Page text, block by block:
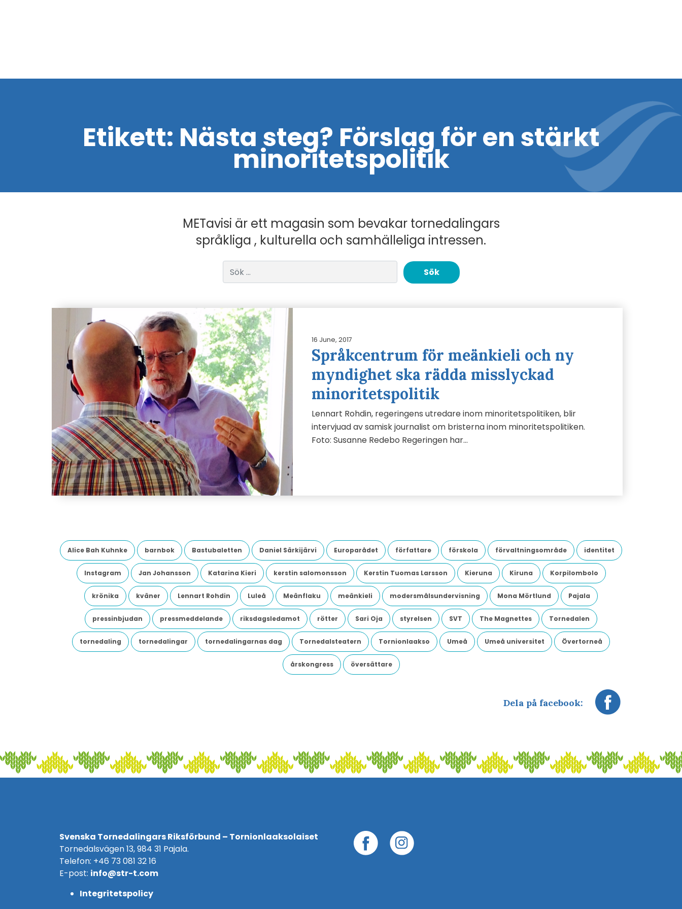
Etikett: Nästa steg? Förslag för en stärkt
minoritetspolitik
METavisi är ett magasin som bevakar tornedalingars
språkliga , kulturella och samhälleliga intressen.
16 June, 2017
Språkcentrum för meänkieli och ny
myndighet ska rädda misslyckad
minoritetspolitik
Lennart Rohdin, regeringens utredare inom minoritetspolitiken, blir
intervjuad av samisk journalist om bristerna inom minoritetspolitiken.
Foto: Susanne Redebo Regeringen har…
Alice Bah Kuhnke barnbok Bastubaletten Daniel Särkijärvi Europarådet författare förskola förvaltningsområde identitet
Instagram Jan Johansson Katarina Kieri kerstin salomonsson Kerstin Tuomas Larsson Kieruna Kiruna Korpilombolo
krönika kväner Lennart Rohdin Luleå Meänflaku meänkieli modersmålsundervisning Mona Mörtlund Pajala
pressinbjudan pressmeddelande riksdagsledamot rötter Sari Oja styrelsen SVT The Magnettes Tornedalen
tornedaling tornedalingar tornedalingarnas dag Tornedalsteatern Tornionlaakso Umeå Umeå universitet Övertorneå
årskongress översättare
Dela på facebook:
Svenska Tornedalingars Riksförbund – Tornionlaaksolaiset
Tornedalsvägen 13, 984 31 Pajala.
Telefon: +46 73 081 32 16
E-post: info@str-t.com
Integritetspolicy